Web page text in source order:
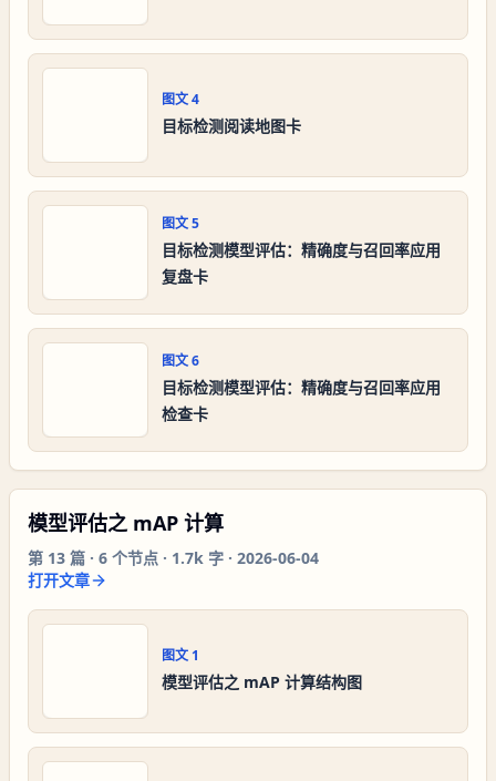
图文4
目标检测阅读地图卡
图文5
目标检测模型评估：精确度与召回率应用
复盘卡
图文6
目标检测模型评估：精确度与召回率应用
检查卡
模型评估之 mAP 计算
第 13 篇 · 6 个节点 · 1.7k 字 · 2026-06-04
打开文章
图文 1
模型评估之 mAP 计算结构图